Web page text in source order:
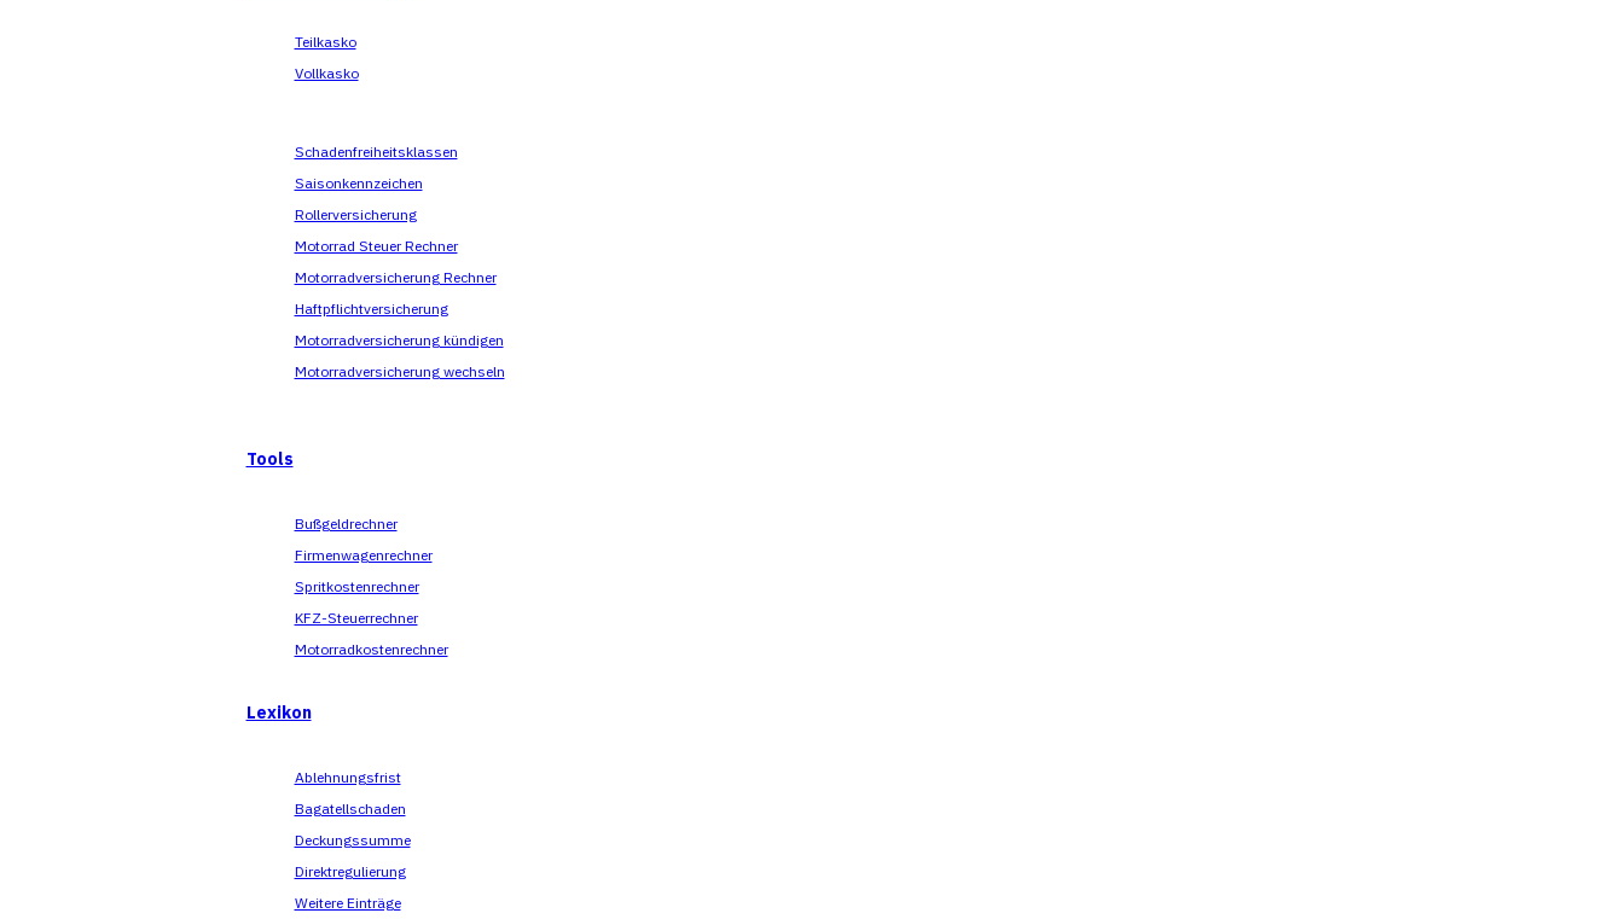
Teilkasko
Vollkasko
Schadenfreiheitsklassen
Saisonkennzeichen
Rollerversicherung
Motorrad Steuer Rechner
Motorradversicherung Rechner
Haftpflichtversicherung
Motorradversicherung kündigen
Motorradversicherung wechseln
Tools
Bußgeldrechner
Firmenwagenrechner
Spritkostenrechner
KFZ-Steuerrechner
Motorradkostenrechner
Lexikon
Ablehnungsfrist
Bagatellschaden
Deckungssumme
Direktregulierung
Weitere Einträge